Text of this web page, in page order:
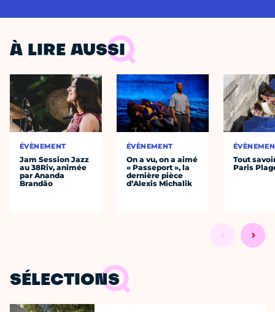
À LIRE AUSSI
ÉVÈNEMENT
Jam Session Jazz
au 38Riv, animée
par Ananda
Brandão
ÉVÈNEMENT
On a vu, on a aimé
« Passeport », la
dernière pièce
d’Alexis Michalik
Tout
Paris
SÉLECTIONS